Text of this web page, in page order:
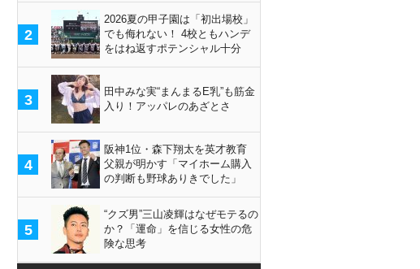
2
2026夏の甲子園は「初出場校」
でも侮れない！ 4校ともハンデ
をはね返すポテンシャル十分
3
田中みな実“まんまるE乳”も筋金
入り！アッパレのあざとさ
4
阪神1位・森下翔太を英才教育
父親が明かす「マイホーム購入
の判断も野球ありきでした」
5
“クズ男”三山凌輝はなぜモテるの
か？「運命」を信じる女性の危
険な思考